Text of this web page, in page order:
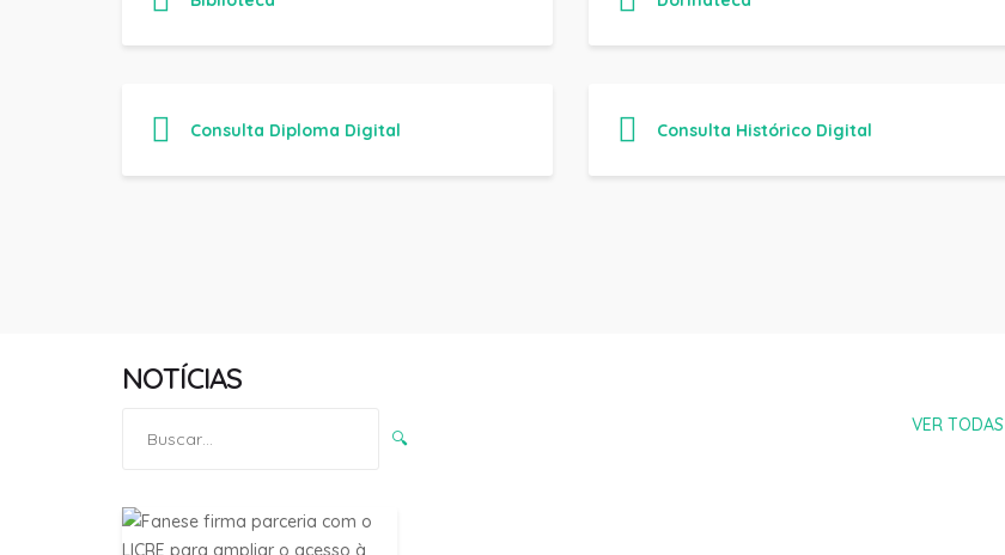
Consulta Diploma Digital Consulta Histórico Digital
NOTÍCIAS
por:
🔍
VER TODAS